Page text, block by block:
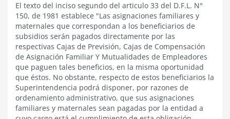
El texto del inciso segundo del articulo 33 del D.F.L. N°
150, de 1981 establece "Las asignaciones familiares y
maternales que correspondan a los beneficiarios de
subsidios serán pagados directamente por las
respectivas Cajas de Previsión, Cajas de Compensación
de Asignación Familiar Y Mutualidades de Empleadores
que paguen tales beneficios, en la misma oportunidad
que éstos. No obstante, respecto de estos beneficiarios la
Superintendencia podrá disponer, por razones de
ordenamiento administrativo, que sus asignaciones
familiares y maternales sean pagadas por la entidad a